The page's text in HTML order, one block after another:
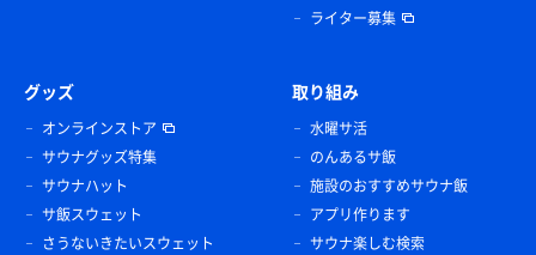
ライター募集
グッズ
オンラインストア
サウナグッズ特集
サウナハット
サ飯スウェット
さうないきたいスウェット
取り組み
水曜サ活
のんあるサ飯
施設のおすすめサウナ飯
アプリ作ります
サウナ楽しむ検索